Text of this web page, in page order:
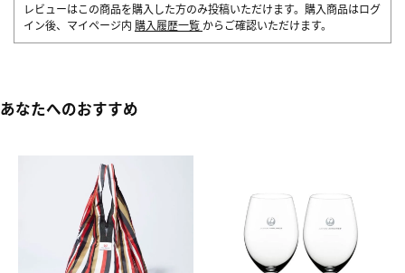
レビューはこの商品を購入した方のみ投稿いただけます。購入商品はログ
イン後、マイページ内 購入履歴一覧 からご確認いただけます。
あなたへのおすすめ